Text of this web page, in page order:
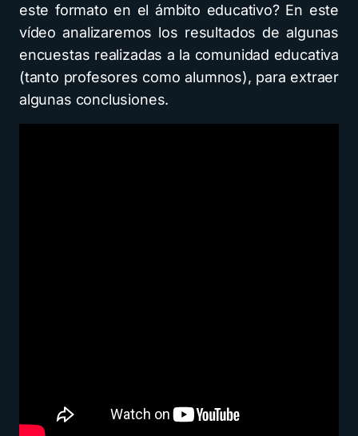
este formato en el ámbito educativo? En este
vídeo analizaremos los resultados de algunas
encuestas realizadas a la comunidad educativa
(tanto profesores como alumnos), para extraer
algunas conclusiones.